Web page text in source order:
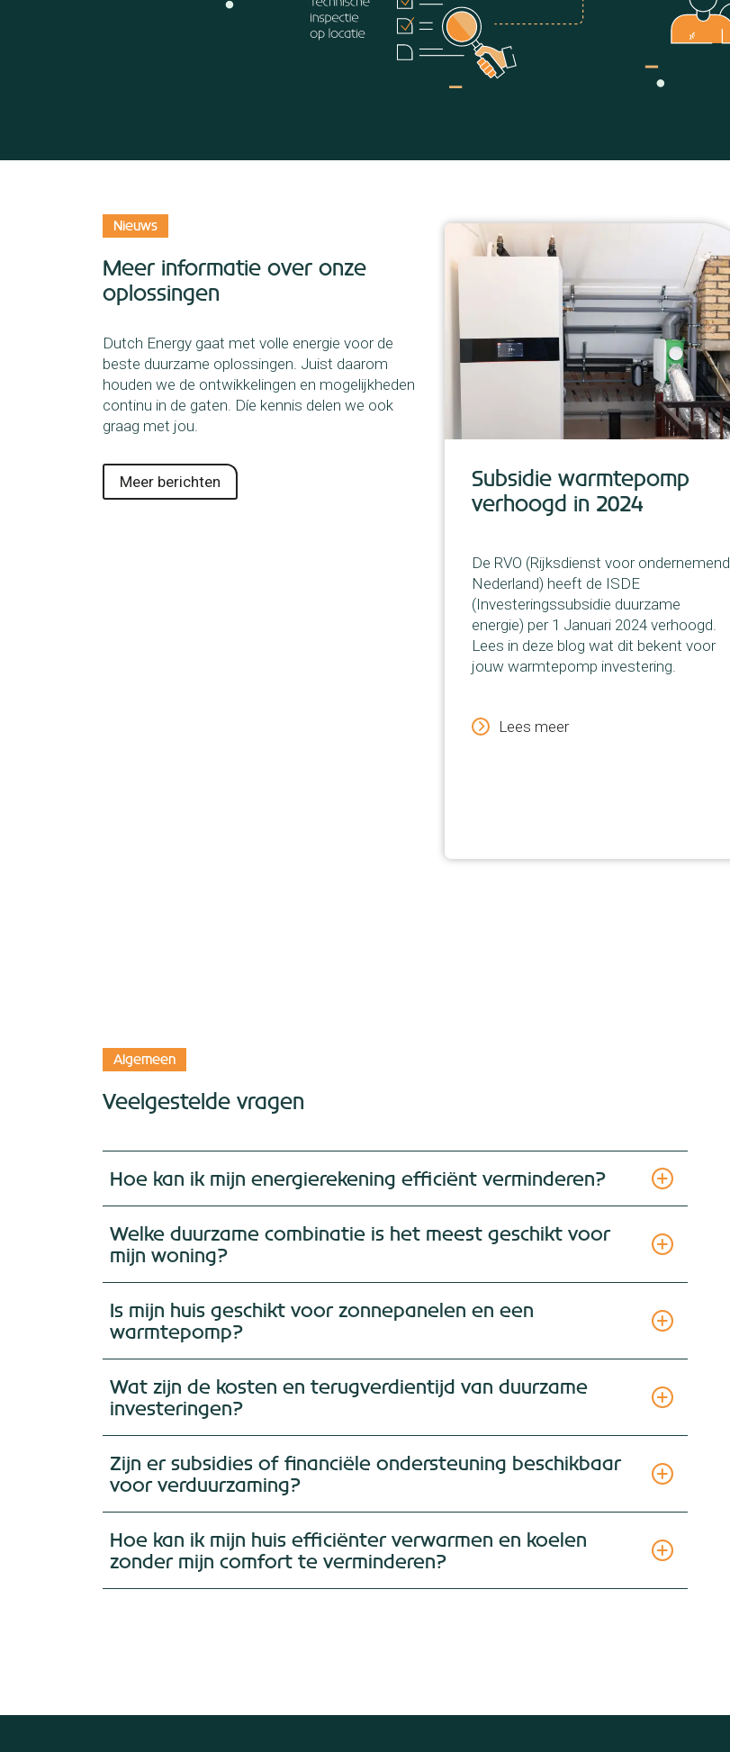
Nieuws
Meer informatie over onze
oplossingen
Dutch Energy gaat met volle energie voor de
beste duurzame oplossingen. Juist daarom
houden we de ontwikkelingen en mogelijkheden
continu in de gaten. Díe kennis delen we ook
graag met jou.
Meer berichten
De salderingsregeling
stopt in 2027, wat nu?
Subsidie warmtepomp
verhoogd in 2024
De RVO (Rijksdienst voor ondernemend
Nederland) heeft de ISDE
(Investeringssubsidie duurzame
energie) per 1 Januari 2024 verhoogd.
Lees in deze blog wat dit bekent voor
jouw warmtepomp investering.
Lees meer
Algemeen
Veelgestelde vragen
Hoe kan ik mijn energierekening efficiënt verminderen?
Welke duurzame combinatie is het meest geschikt voor
mijn woning?
Is mijn huis geschikt voor zonnepanelen en een
warmtepomp?
Wat zijn de kosten en terugverdientijd van duurzame
investeringen?
Zijn er subsidies of financiële ondersteuning beschikbaar
voor verduurzaming?
Hoe kan ik mijn huis efficiënter verwarmen en koelen
zonder mijn comfort te verminderen?